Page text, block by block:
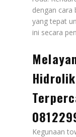
dengan cara
yang tepat
ini secara
Kegunaan